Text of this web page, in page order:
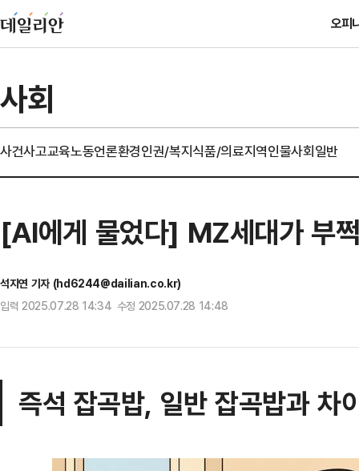
오피
사회
사건사고교육노동언론환경인권/복지식품/의료지역인물사회일반
[AI에게 물었다] MZ세대가 부
석지연 기자 (hd6244@dailian.co.kr)
입력 2025.07.28 14:34 수정 2025.07.28 14:48
즉석 잡곡밥, 일반 잡곡밥과 차